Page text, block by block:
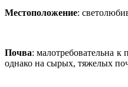
Местоположение:
Почва: малотребовательна
однако на сырых, тяжелых